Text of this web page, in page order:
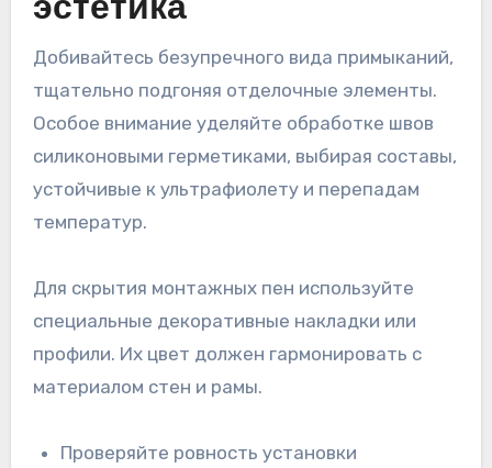
эстетика
Добивайтесь безупречного вида примыканий,
тщательно подгоняя отделочные элементы.
Особое внимание уделяйте обработке швов
силиконовыми герметиками, выбирая составы,
устойчивые к ультрафиолету и перепадам
температур.
Для скрытия монтажных пен используйте
специальные декоративные накладки или
профили. Их цвет должен гармонировать с
материалом стен и рамы.
Проверяйте ровность установки